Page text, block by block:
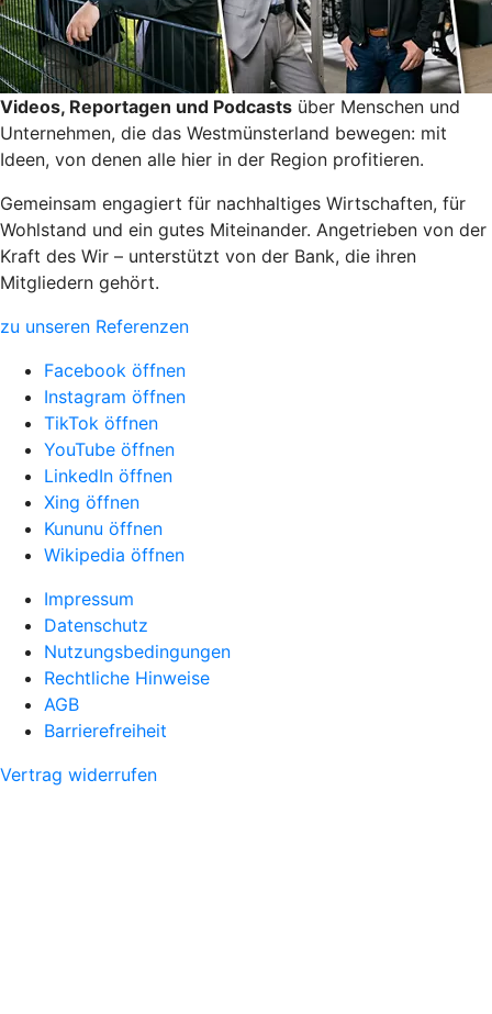
Videos, Reportagen und Podcasts über Menschen und
Unternehmen, die das Westmünsterland bewegen: mit
Ideen, von denen alle hier in der Region profitieren.
Gemeinsam engagiert für nachhaltiges Wirtschaften, für
Wohlstand und ein gutes Miteinander. Angetrieben von der
Kraft des Wir – unterstützt von der Bank, die ihren
Mitgliedern gehört.
zu unseren Referenzen
Facebook öffnen
Instagram öffnen
TikTok öffnen
YouTube öffnen
LinkedIn öffnen
Xing öffnen
Kununu öffnen
Wikipedia öffnen
Impressum
Datenschutz
Nutzungsbedingungen
Rechtliche Hinweise
AGB
Barrierefreiheit
Vertrag widerrufen